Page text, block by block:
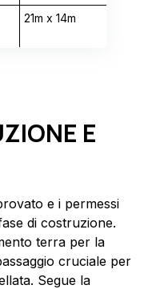
21m x 14m
E
e i permessi
di costruzione.
terra per la
cruciale per
Segue la